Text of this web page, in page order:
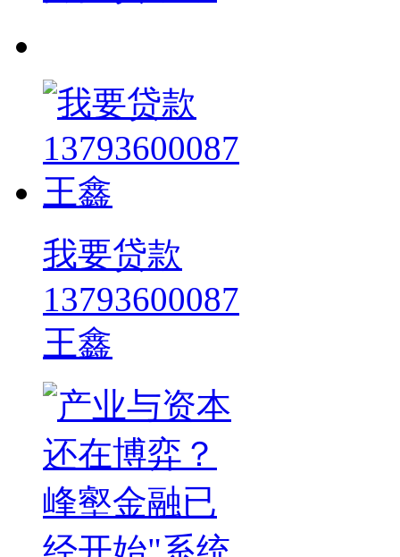
我要贷款
13793600087
王鑫